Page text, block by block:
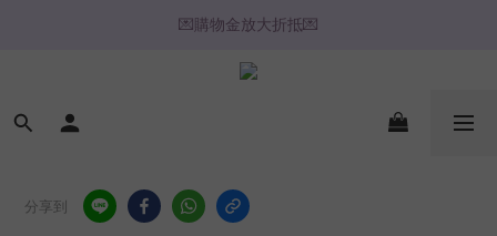
🔥心動推薦🔥
💌購物金放大折抵💌
⚡️ 2H / 3H 極速快送專區
分享到